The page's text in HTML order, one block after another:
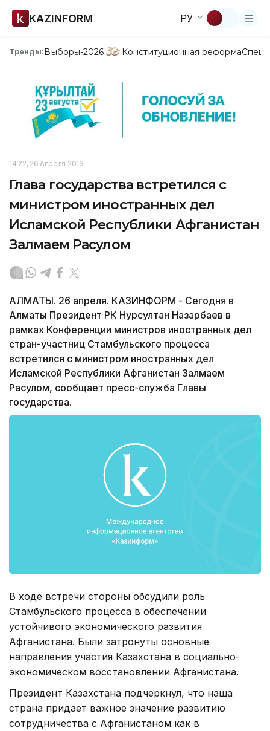
KAZINFORM РУ
Тренды:Выборы-2026 Конституционная реформа
14:22, 26 Апреля 2013
Глава государства встретился с
министром иностранных дел
Исламской Республики Афганистан
Залмаем Расулом
АЛМАТЫ. 26 апреля. КАЗИНФОРМ - Сегодня в
Алматы Президент РК Нурсултан Назарбаев в
рамках Конференции министров иностранных дел
стран-участниц Стамбульского процесса
встретился с министром иностранных дел
Исламской Республики Афганистан Залмаем
Расулом, сообщает пресс-служба Главы
государства.
В ходе встречи стороны обсудили роль
Стамбульского процесса в обеспечении
устойчивого экономического развития
Афганистана. Были затронуты основные
направления участия Казахстана в социально-
экономическом восстановлении Афганистана.
Президент Казахстана подчеркнул, что наша
страна придает важное значение развитию
сотрудничества с Афганистаном как в